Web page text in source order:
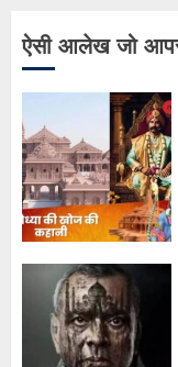
ऐसी आलेख जो